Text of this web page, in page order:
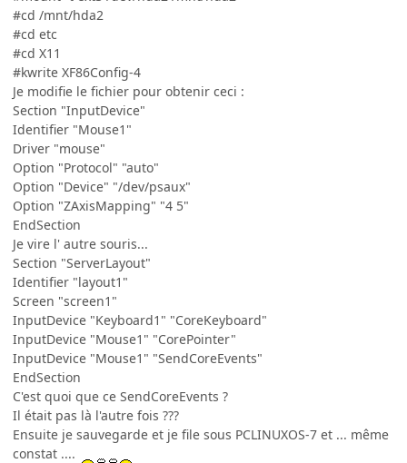
#cd /mnt/hda2
#cd etc
#cd X11
#kwrite XF86Config-4
Je modifie le fichier pour obtenir ceci :
Section "InputDevice"
Identifier "Mouse1"
Driver "mouse"
Option "Protocol" "auto"
Option "Device" "/dev/psaux"
Option "ZAxisMapping" "4 5"
EndSection
Je vire l' autre souris...
Section "ServerLayout"
Identifier "layout1"
Screen "screen1"
InputDevice "Keyboard1" "CoreKeyboard"
InputDevice "Mouse1" "CorePointer"
InputDevice "Mouse1" "SendCoreEvents"
EndSection
C'est quoi que ce SendCoreEvents ?
Il était pas là l'autre fois ???
Ensuite je sauvegarde et je file sous PCLINUXOS-7 et ... même
constat ....